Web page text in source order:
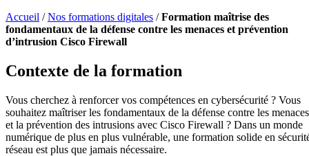
Accueil /Nos formations digitales /Formation maîtrise des
fondamentaux de la défense contre les menaces et prévention
d’intrusion Cisco Firewall
Contexte de la formation
Vous cherchez à renforcer vos compétences en cybersécurité ? Vous
souhaitez maîtriser les fondamentaux de la défense contre les menaces
et la prévention des intrusions avec Cisco Firewall ? Dans un monde
numérique de plus en plus vulnérable, une formation solide en
réseau est plus que jamais nécessaire.